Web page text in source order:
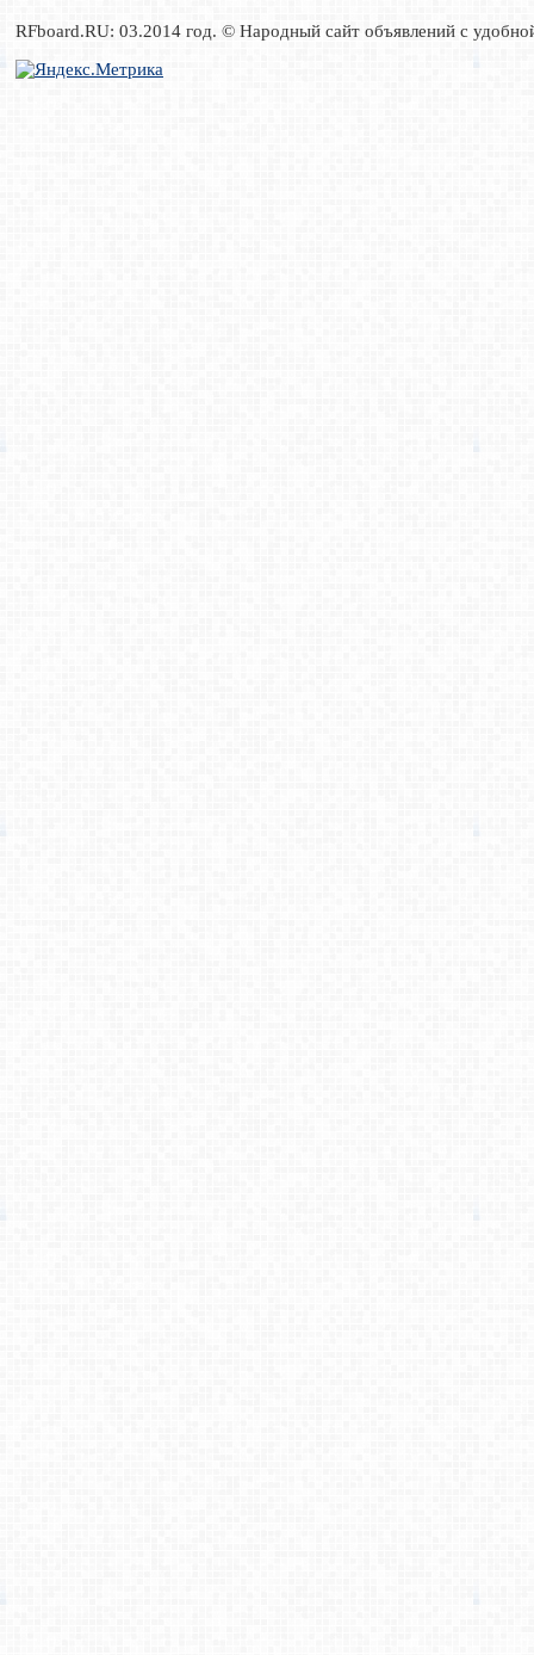
RFboard.RU: 03.2014 год. © Народный сайт объявлений с